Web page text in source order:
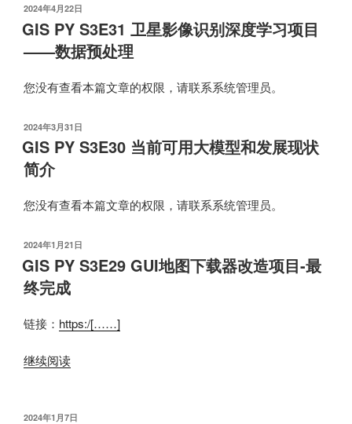
发
布
于
2024年4月22日
GIS PY S3E31 卫星影像识别深度学习项目
——数据预处理
您没有查看本篇文章的权限，请联系系统管理员。
发
布
于
2024年3月31日
GIS PY S3E30 当前可用大模型和发展现状
简介
您没有查看本篇文章的权限，请联系系统管理员。
发
布
于
2024年1月21日
GIS PY S3E29 GUI地图下载器改造项目-最
终完成
链接： https:/[……]
继续阅读
发
2024年1月7日